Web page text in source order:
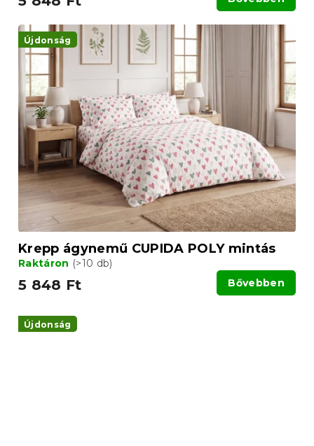
Újdonság
Krepp ágynemű CUPIDA POLY mintás
Raktáron (>10 db)
5 848 Ft Bővebben
Újdonság